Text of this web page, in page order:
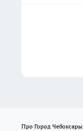
Про Город Чебоксары